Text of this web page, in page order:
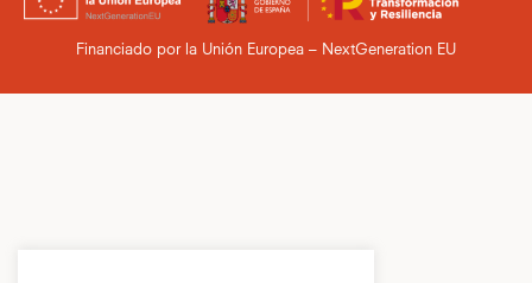
Financiado por la Unión Europea – NextGeneration EU